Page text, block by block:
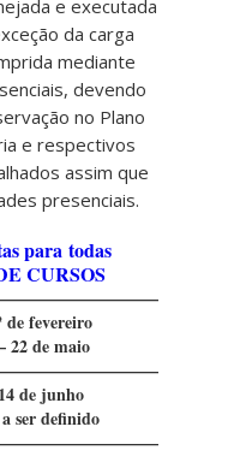
e executada
da carga
mediante
devendo
no Plano
e respectivos
assim que
presenciais.
para todas
CURSOS
de fevereiro
22 de maio
de junho
ser definido